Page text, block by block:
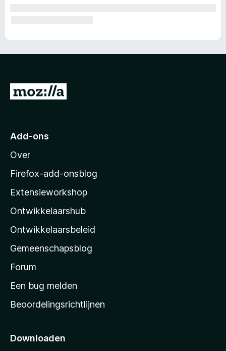
N
r
o
z
l
l
a
s
s
t
r
p
Add-ons
Over
Firefox-add-onsblog
Extensieworkshop
Ontwikkelaarshub
Ontwikkelaarsbeleid
Gemeenschapsblog
Forum
Een bug melden
Beoordelingsrichtlijnen
Downloaden